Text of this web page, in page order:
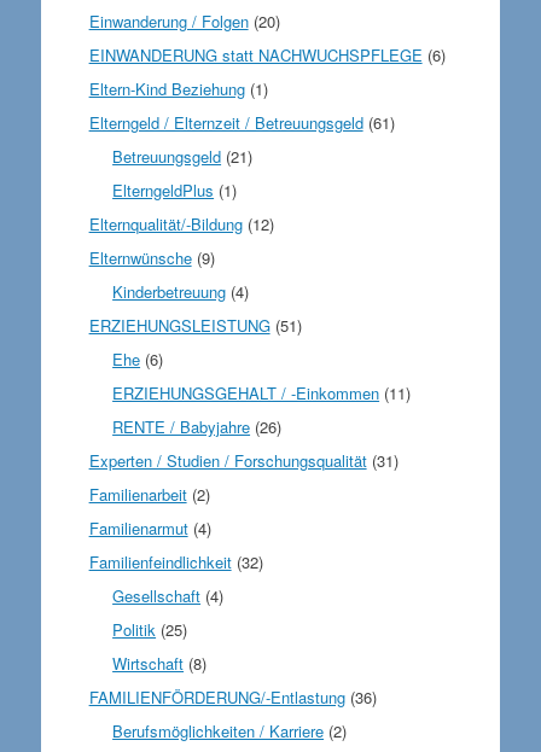
Einwanderung / Folgen(20)
EINWANDERUNG statt NACHWUCHSPFLEGE (6)
Eltern-Kind Beziehung(1)
Elterngeld / Elternzeit / Betreuungsgeld(61)
Betreuungsgeld (21)
ElterngeldPlus (1)
Elternqualität/-Bildung(12)
Elternwünsche(9)
Kinderbetreuung (4)
ERZIEHUNGSLEISTUNG(51)
Ehe (6)
ERZIEHUNGSGEHALT / -Einkommen (11)
RENTE / Babyjahre (26)
Experten / Studien / Forschungsqualität(31)
Familienarbeit(2)
Familienarmut(4)
Familienfeindlichkeit(32)
Gesellschaft (4)
Politik (25)
Wirtschaft (8)
FAMILIENFÖRDERUNG/-Entlastung(36)
Berufsmöglichkeiten / Karriere (2)